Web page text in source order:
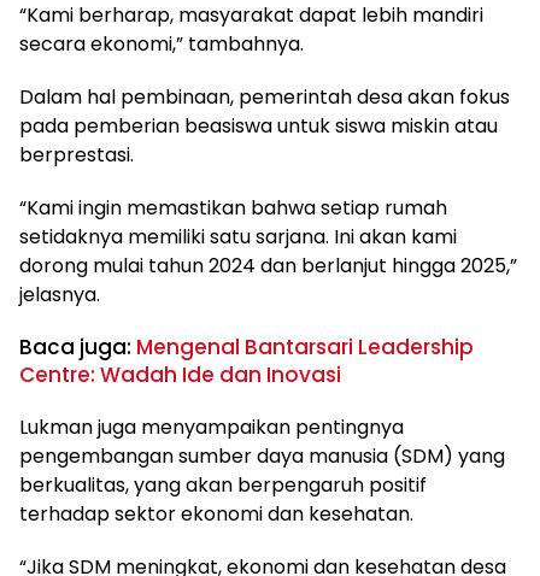
“Kami berharap, masyarakat dapat lebih mandiri
secara ekonomi,” tambahnya.
Dalam hal pembinaan, pemerintah desa akan fokus
pada pemberian beasiswa untuk siswa miskin atau
berprestasi.
“Kami ingin memastikan bahwa setiap rumah
setidaknya memiliki satu sarjana. Ini akan kami
dorong mulai tahun 2024 dan berlanjut hingga 2025,”
jelasnya.
Baca juga: Mengenal Bantarsari Leadership
Centre: Wadah Ide dan Inovasi
Lukman juga menyampaikan pentingnya
pengembangan sumber daya manusia (SDM) yang
berkualitas, yang akan berpengaruh positif
terhadap sektor ekonomi dan kesehatan.
“Jika SDM meningkat, ekonomi dan kesehatan desa